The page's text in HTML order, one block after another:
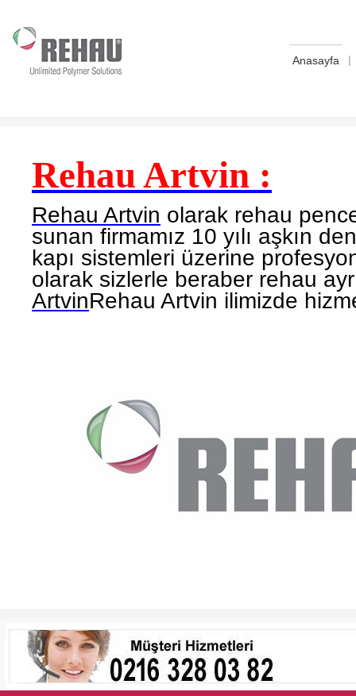
Anasayfa |
Rehau Artvin :
Rehau Artvin olarak rehau
sunan firmamız 10 yılı aşkın
kapı sistemleri üzerine
olarak sizlerle beraber rehau
ArtvinRehau Artvin ilimizde